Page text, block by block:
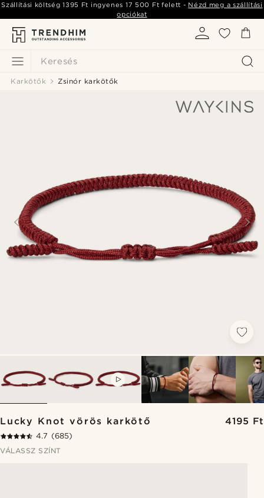
Keresés
Szállítási költség1395 Ft ingyenes 17 500 Ft felett - Nézd meg a szállítási
opciókat
Karkötők Zsinór karkötők
Lucky Knot vörös karkötő 4195 Ft
4.7 (685)
VÁLASSZ SZÍNT